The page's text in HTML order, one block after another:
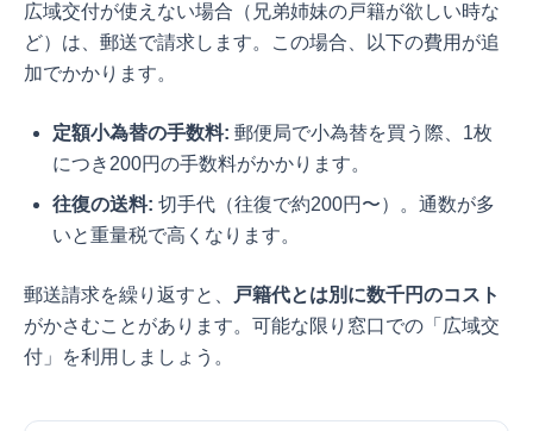
広域交付が使えない場合（兄弟姉妹の戸籍が欲しい時な
ど）は、郵送で請求します。この場合、以下の費用が追
加でかかります。
定額小為替の手数料: 郵便局で小為替を買う際、1枚
につき200円の手数料がかかります。
往復の送料: 切手代（往復で約200円〜）。通数が多
いと重量税で高くなります。
郵送請求を繰り返すと、
戸籍代とは別に数千円のコスト
がかさむことがあります。可能な限り窓口での「広域交
付」を利用しましょう。